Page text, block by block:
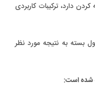
دارد، ترکیبات کاربردی
بسته به نتیجه مورد نظر
شده است: